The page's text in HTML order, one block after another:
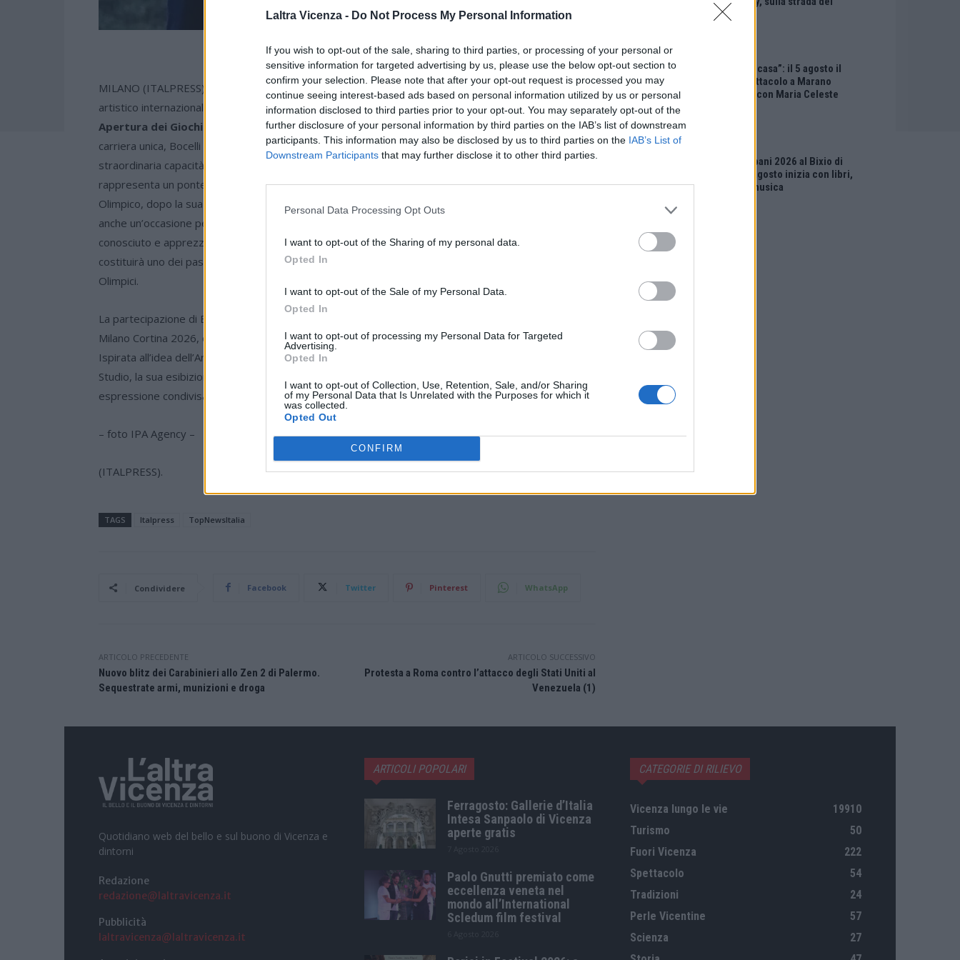
Laltra Vicenza - Do Not Process My Personal Information
If you wish to opt-out of the sale, sharing to third parties, or processing of your personal or
sensitive information for targeted advertising by us, please use the below opt-out section to
confirm your selection. Please note that after your opt-out request is processed you may
continue seeing interest-based ads based on personal information utilized by us or personal
information disclosed to third parties prior to your opt-out. You may separately opt-out of the
further disclosure of your personal information by third parties on the IAB’s list of downstream
participants. This information may also be disclosed by us to third parties on the IAB’s List of
Downstream Participants that may further disclose it to other third parties.
Personal Data Processing Opt Outs
I want to opt-out of the Sharing of my personal data.
Opted In
I want to opt-out of the Sale of my Personal Data.
Opted In
I want to opt-out of processing my Personal Data for Targeted
Advertising.
Opted In
I want to opt-out of Collection, Use, Retention, Sale, and/or Sharing
of my Personal Data that Is Unrelated with the Purposes for which it
was collected.
Opted Out
CONFIRM
- Advertisement -
MILANO (ITALPRESS) – Il Maestro Andrea Bocelli,una delle voci più riconosciute nel panorama
artistico internazionale e simbolo dell’eccellenza italiana nel mondo, si esibirà alla Cerimonia di
Apertura dei Giochi Olimpici di Milano Cortina 2026, il 6 febbraio 2026. Nel corso di una
carriera unica, Bocelli ha saputo unire la solidità tecnica della grande tradizione lirica italiana con una
straordinaria capacità di trasmettere emozioni in modo diretto e universale. La sua presenza
rappresenta un ponte naturale tra musica e sport: non si tratta solo di un ritorno nel contesto
Olimpico, dopo la sua partecipazione alla Cerimonia di Chiusura dei Giochi Invernali di Torino 2006, ma
anche un’occasione per raccontare i Giochi attraverso il nostro patrimonio musicale italiano
conosciuto e apprezzato in tutto il mondo. Durante la Cerimonia di Apertura, la sua performance
costituirà uno dei passaggi più iconici dell’evento, coniugando lo spettacolo e l’essenza dei valori
Olimpici.
La partecipazione di Bocelli contribuirà così a rafforzare e valorizzare l’identità dei Giochi Invernali di
Milano Cortina 2026, conferendo alla narrazione un tono contemporaneo e allo stesso tempo globale.
Ispirata all’idea dell’Armonia che guida l’intera Cerimonia Inaugurale realizzata da Balich Wonder
Studio, la sua esibizione darà vita a un momento intenso ed emozionante in cui la musica diventa
espressione condivisa, in grado di affiancare i gesti e le storie degli atleti.
– foto IPA Agency –
(ITALPRESS).
TAGS Italpress TopNewsItalia
Condividere Facebook Twitter Pinterest WhatsApp
ARTICOLO PRECEDENTE
Nuovo blitz dei Carabinieri allo Zen 2 di Palermo.
Sequestrate armi, munizioni e droga
ARTICOLO SUCCESSIVO
Protesta a Roma contro l’attacco degli Stati Uniti al
Venezuela (1)
sogno”
“Teatro in casa”: il 5 agosto il
primo spettacolo a Marano
Vicentino con Maria Celeste
Salotti Urbani 2026 al Bixio di
Vicenza: agosto inizia con libri,
poesie e musica
Quotidiano web del bello e sul buono di Vicenza e
dintorni
Redazione
redazione@laltravicenza.it
Pubblicità
laltravicenza@laltravicenza.it
ARTICOLI POPOLARI
Ferragosto: Gallerie d’Italia
Intesa Sanpaolo di Vicenza
aperte gratis
Paolo Gnutti premiato come
eccellenza veneta nel
mondo all’International
Scledum film festival
CATEGORIE DI RILIEVO
Vicenza lungo le vie
19910
Turismo
50
Fuori Vicenza
222
Spettacolo
54
Tradizioni
24
Perle Vicentine
57
Scienza
27